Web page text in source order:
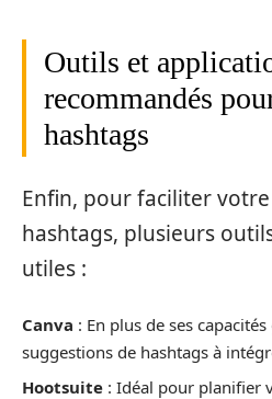
Outils et
recommandés
hashtags
Enfin, pour faciliter
hashtags, plusieurs
utiles :
Canva : En plus de ses
suggestions de hashtags à
Hootsuite : Idéal pour planifier